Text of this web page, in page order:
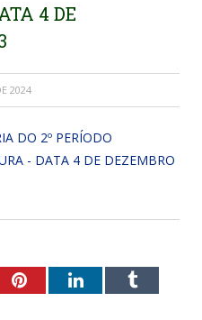
4 DE
2024
DO 2º PERÍODO
- DATA 4 DE DEZEMBRO
PinterestLinkedInTumblr